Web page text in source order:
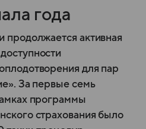
года
продолжается активная
для пар
За первые семь
программы
страхования было